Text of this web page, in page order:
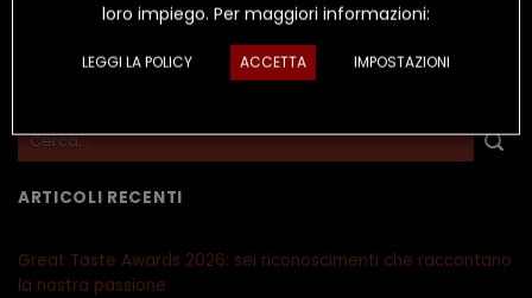
ARTICOLI RECENTI
Great Taste Awards 2026: sei riconoscimenti che raccontano
la nostra passione
loro impiego. Per maggiori informazioni:
LEGGI LA POLICY ACCETTA IMPOSTAZIONI